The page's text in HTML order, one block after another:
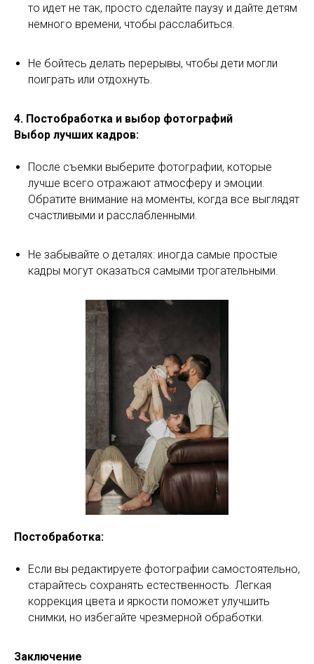
то идет не так, просто сделайте паузу и дайте детям
немного времени, чтобы расслабиться.
Не бойтесь делать перерывы, чтобы дети могли
поиграть или отдохнуть.
4. Постобработка и выбор фотографий
Выбор лучших кадров:
После съемки выберите фотографии, которые
лучше всего отражают атмосферу и эмоции.
Обратите внимание на моменты, когда все выглядят
счастливыми и расслабленными.
Не забывайте о деталях: иногда самые простые
кадры могут оказаться самыми трогательными.
Постобработка:
Если вы редактируете фотографии самостоятельно,
старайтесь сохранять естественность. Легкая
коррекция цвета и яркости поможет улучшить
снимки, но избегайте чрезмерной обработки.
Заключение